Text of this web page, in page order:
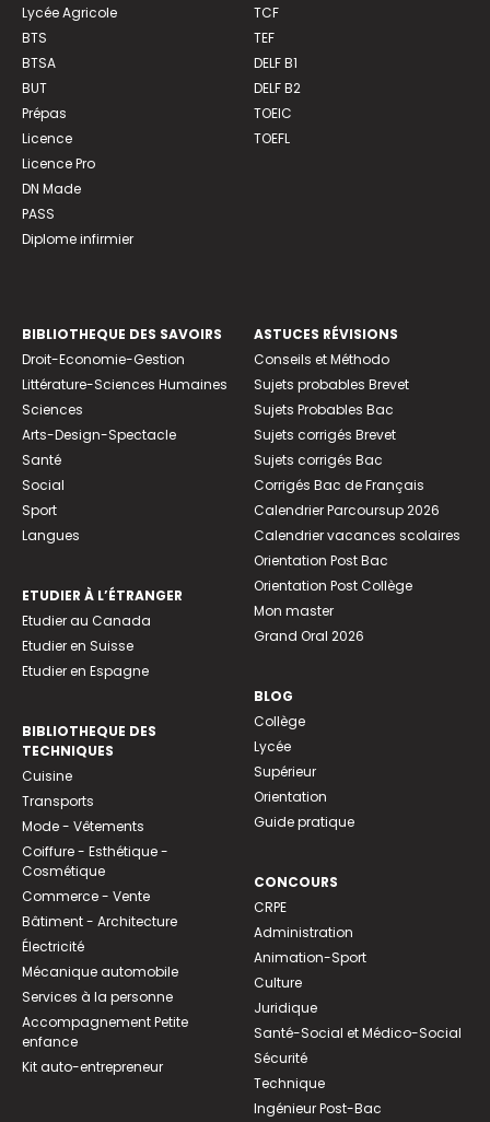
Lycée Agricole
BTS
BTSA
BUT
Prépas
Licence
Licence Pro
DN Made
PASS
Diplome infirmier
TCF
TEF
DELF B1
DELF B2
TOEIC
TOEFL
BIBLIOTHEQUE DES SAVOIRS
Droit-Economie-Gestion
Littérature-Sciences Humaines
Sciences
Arts-Design-Spectacle
Santé
Social
Sport
Langues
ETUDIER À L’ÉTRANGER
Etudier au Canada
Etudier en Suisse
Etudier en Espagne
BIBLIOTHEQUE DES
TECHNIQUES
Cuisine
Transports
Mode - Vêtements
Coiffure - Esthétique -
Cosmétique
Commerce - Vente
Bâtiment - Architecture
Électricité
Mécanique automobile
Services à la personne
Accompagnement Petite
enfance
Kit auto-entrepreneur
ASTUCES RÉVISIONS
Conseils et Méthodo
Sujets probables Brevet
Sujets Probables Bac
Sujets corrigés Brevet
Sujets corrigés Bac
Corrigés Bac de Français
Calendrier Parcoursup 2026
Calendrier vacances scolaires
Orientation Post Bac
Orientation Post Collège
Mon master
Grand Oral 2026
BLOG
Collège
Lycée
Supérieur
Orientation
Guide pratique
CONCOURS
CRPE
Administration
Animation-Sport
Culture
Juridique
Santé-Social et Médico-Social
Sécurité
Technique
Ingénieur Post-Bac